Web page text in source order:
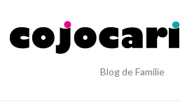
Blog de Familie